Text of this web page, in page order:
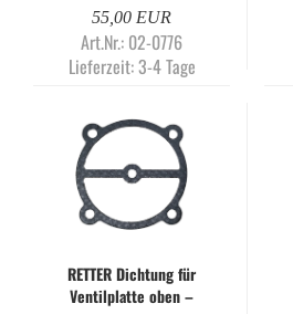
55,00 EUR
Art.Nr.: 02-0776
Lieferzeit:3-4 Tage
RETTER Dichtung für
Ventilplatte oben –